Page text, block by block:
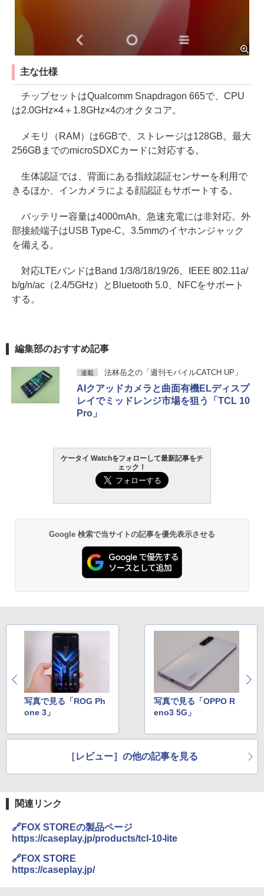
主な仕様
チップセットはQualcomm Snapdragon 665で、CPU
は2.0GHz×4＋1.8GHz×4のオクタコア。
メモリ（RAM）は6GBで、ストレージは128GB。最大
256GBまでのmicroSDXCカードに対応する。
生体認証では、背面にある指紋認証センサーを利用で
きるほか、インカメラによる顔認証もサポートする。
バッテリー容量は4000mAh。急速充電には非対応。外
部接続端子はUSB Type-C。3.5mmのイヤホンジャック
を備える。
対応LTEバンドはBand 1/3/8/18/19/26。IEEE 802.11a/
b/g/n/ac（2.4/5GHz）とBluetooth 5.0、NFCをサポート
する。
編集部のおすすめ記事
連載 法林岳之の「週刊モバイルCATCH UP」
AIクアッドカメラと曲面有機ELディスプ
レイでミッドレンジ市場を狙う「TCL 10
Pro」
ケータイ Watchをフォローして最新記事をチ
ェック！
Google 検索で当サイトの記事を優先表示させる
写真で見る「ROG Ph
one 3」
写真で見る「OPPO R
eno3 5G」
［レビュー］の他の記事を見る
関連リンク
🔗FOX STOREの製品ページ
https://caseplay.jp/products/tcl-10-lite
🔗FOX STORE
https://caseplay.jp/